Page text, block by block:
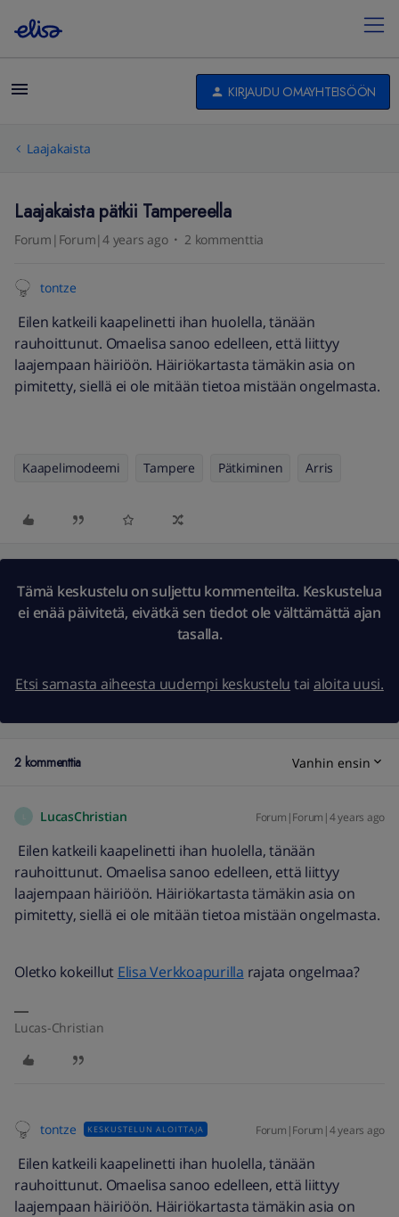
KIRJAUDU OMAYHTEISÖÖN
Laajakaista
Laajakaista pätkii Tampereella
Forum|Forum|4 years ago 2 kommenttia
tontze
Eilen katkeili kaapelinetti ihan huolella, tänään
rauhoittunut. Omaelisa sanoo edelleen, että liittyy
laajempaan häiriöön. Häiriökartasta tämäkin asia on
pimitetty, siellä ei ole mitään tietoa mistään ongelmasta.
Kaapelimodeemi Tampere Pätkiminen Arris
Tämä keskustelu on suljettu kommenteilta. Keskustelua
ei enää päivitetä, eivätkä sen tiedot ole välttämättä ajan
tasalla.
Etsi samasta aiheesta uudempi keskustelu tai aloita uusi.
2 kommenttia Vanhin ensin
LucasChristian Forum|Forum|4 years ago
Eilen katkeili kaapelinetti ihan huolella, tänään
rauhoittunut. Omaelisa sanoo edelleen, että liittyy
laajempaan häiriöön. Häiriökartasta tämäkin asia on
pimitetty, siellä ei ole mitään tietoa mistään ongelmasta.
Oletko kokeillut Elisa Verkkoapurilla rajata ongelmaa?
Lucas-Christian
tontze KESKUSTELUN ALOITTAJA Forum|Forum|4 years ago
Eilen katkeili kaapelinetti ihan huolella, tänään
rauhoittunut. Omaelisa sanoo edelleen, että liittyy
laajempaan häiriöön. Häiriökartasta tämäkin asia on